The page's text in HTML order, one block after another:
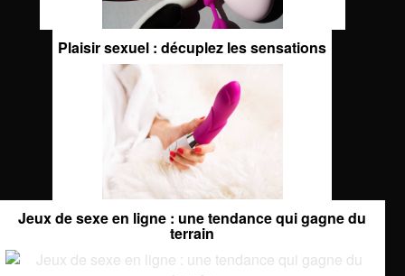
Plaisir sexuel : décuplez les sensations
Jeux de sexe en ligne : une tendance qui gagne du
terrain